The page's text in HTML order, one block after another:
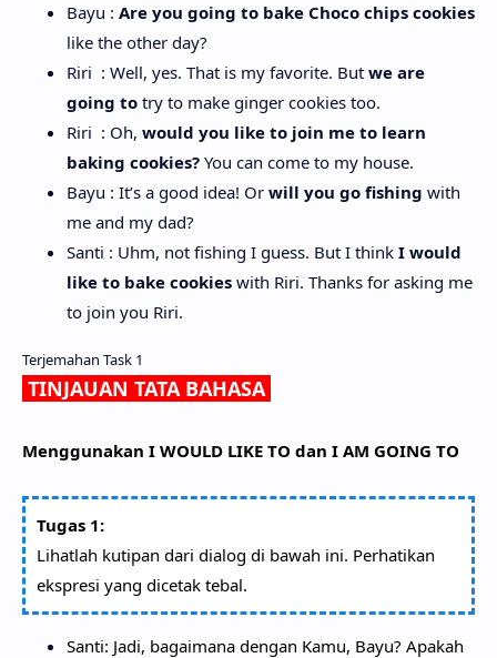
Bayu : Are you going to bake Choco chips cookies
like the other day?
Riri : Well, yes. That is my favorite. But we are
going to try to make ginger cookies too.
Riri : Oh, would you like to join me to learn
baking cookies? You can come to my house.
Bayu : It’s a good idea! Or will you go fishing with
me and my dad?
Santi : Uhm, not fishing I guess. But I think I would
like to bake cookies with Riri. Thanks for asking me
to join you Riri.
Terjemahan Task 1
TINJAUAN TATA BAHASA
Menggunakan I WOULD LIKE TO dan I AM GOING TO
Tugas 1:
Lihatlah kutipan dari dialog di bawah ini. Perhatikan
ekspresi yang dicetak tebal.
Santi: Jadi, bagaimana dengan Kamu, Bayu? Apakah